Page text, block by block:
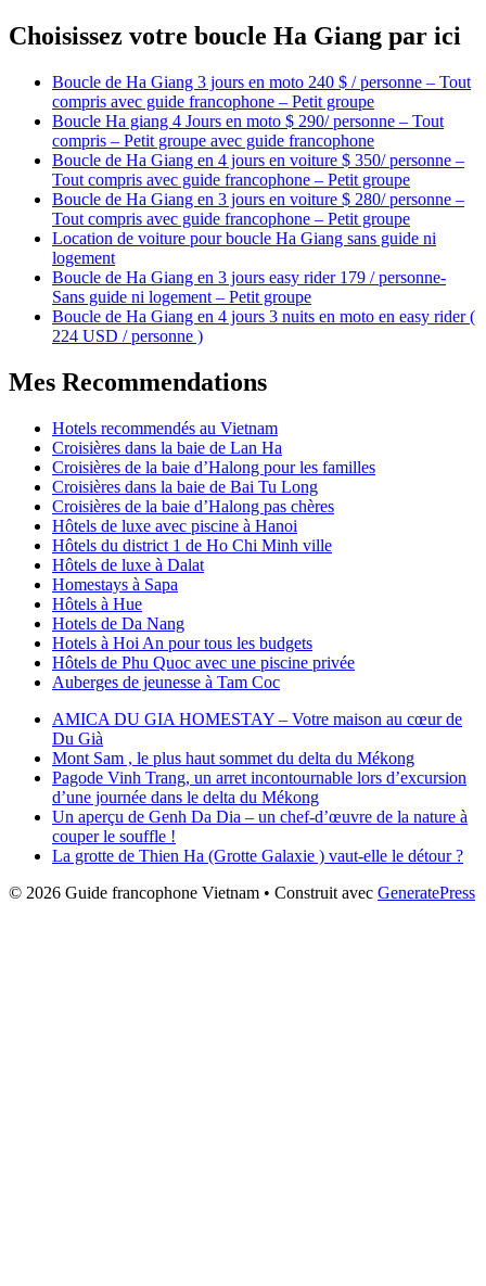
Choisissez votre boucle Ha Giang par ici
Boucle de Ha Giang 3 jours en moto 240 $ / personne – Tout
compris avec guide francophone – Petit groupe
Boucle Ha giang 4 Jours en moto $ 290/ personne – Tout
compris – Petit groupe avec guide francophone
Boucle de Ha Giang en 4 jours en voiture $ 350/ personne –
Tout compris avec guide francophone – Petit groupe
Boucle de Ha Giang en 3 jours en voiture $ 280/ personne –
Tout compris avec guide francophone – Petit groupe
Location de voiture pour boucle Ha Giang sans guide ni
logement
Boucle de Ha Giang en 3 jours easy rider 179 / personne-
Sans guide ni logement – Petit groupe
Boucle de Ha Giang en 4 jours 3 nuits en moto en easy rider (
224 USD / personne )
Mes Recommendations
Hotels recommendés au Vietnam
Croisières dans la baie de Lan Ha
Croisières de la baie d’Halong pour les familles
Croisières dans la baie de Bai Tu Long
Croisières de la baie d’Halong pas chères
Hôtels de luxe avec piscine à Hanoi
Hôtels du district 1 de Ho Chi Minh ville
Hôtels de luxe à Dalat
Homestays à Sapa
Hôtels à Hue
Hotels de Da Nang
Hotels à Hoi An pour tous les budgets
Hôtels de Phu Quoc avec une piscine privée
Auberges de jeunesse à Tam Coc
AMICA DU GIA HOMESTAY – Votre maison au cœur de
Du Già
Mont Sam , le plus haut sommet du delta du Mékong
Pagode Vinh Trang, un arret incontournable lors d’excursion
d’une journée dans le delta du Mékong
Un aperçu de Genh Da Dia – un chef-d’œuvre de la nature à
couper le souffle !
La grotte de Thien Ha (Grotte Galaxie ) vaut-elle le détour ?
© 2026 Guide francophone Vietnam • Construit avec GeneratePress